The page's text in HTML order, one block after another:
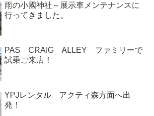
雨の小國神社～展示車メンテナンスに
行ってきました。
PAS CRAIG ALLEY ファミリーで
試乗ご来店！
YPJレンタル アクティ森方面へ出
発！